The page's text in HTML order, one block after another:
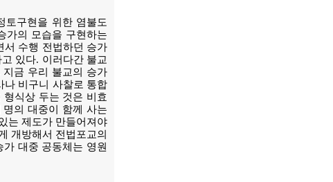
토구현을 위한 염불도
가의 모습을 구현하는
서 수행 전법하던 승가
있다. 이러다간 불교
금 우리 불교의 승가
나 비구니 사찰로 통합
식상 두는 것은 비효
의 대중이 함께 사는
는 제도가 만들어져야
개방해서 전법포교의
대중 공동체는 영원